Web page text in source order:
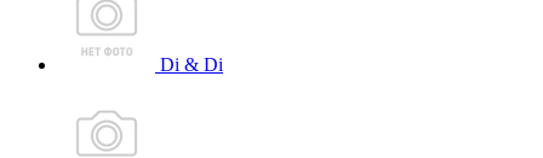
Di & Di